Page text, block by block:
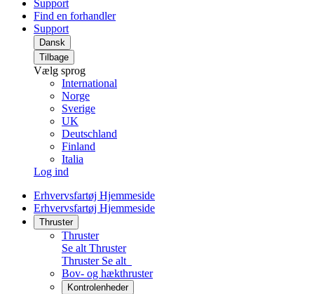
Support
Find en forhandler
Support
Dansk
Tilbage
Vælg sprog
International
Norge
Sverige
UK
Deutschland
Finland
Italia
Log ind
Erhvervsfartøj Hjemmeside
Erhvervsfartøj Hjemmeside
Thruster
Thruster
Se alt Thruster
Thruster Se alt
Bov- og hækthruster
Kontrolenheder